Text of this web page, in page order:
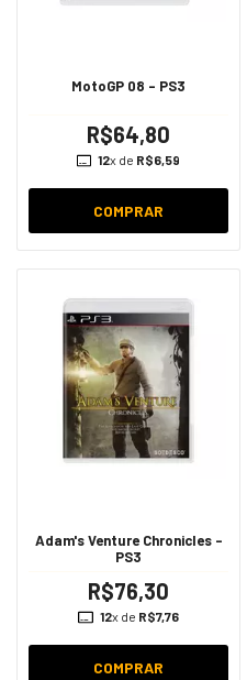
MotoGP 08 - PS3
R$64,80
12x de R$6,59
COMPRAR
Adam's Venture Chronicles -
PS3
R$76,30
12x de R$7,76
COMPRAR